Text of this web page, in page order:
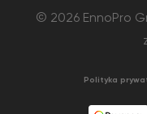
© 2026 EnnoPro
Polityka